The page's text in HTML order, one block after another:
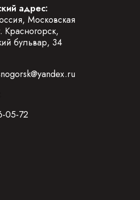
адрес:
Московская
Красногорск,
бульвар, 34
05-72